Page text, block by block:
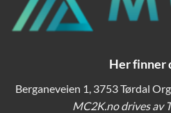
Her finner
Berganeveien 1, 3753 Tørdal
MC2K.no drives av